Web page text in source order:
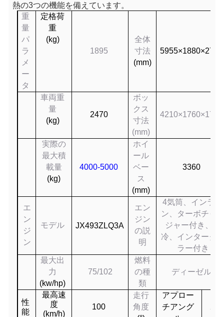
熱の3つの機能を備えています。
重
量
パ
ラ
メ
ー
タ
定格荷
重
(kg)
1895
全体
寸法
(mm)
5955×1880×2750
車両重
量
(kg)
2470
ボッ
クス
寸法
(mm)
4210×1760×1730
実際の
最大積
載量
(kg)
4000-5000
ホイ
ール
ベー
ス
(mm)
3360
エ
ン
ジ
ン
モデル JX493ZLQ3A
エン
ジン
の説
明
4気筒、インライ
ン、ターボチャ
ジャー付き、水
冷、インターク
ラー付き
最大出
力
(kw/hp)
75/102
燃料
の種
類
ディーゼル
性
能
最高速
度
(km/h)
100
走行
角度
アプロー
チアング